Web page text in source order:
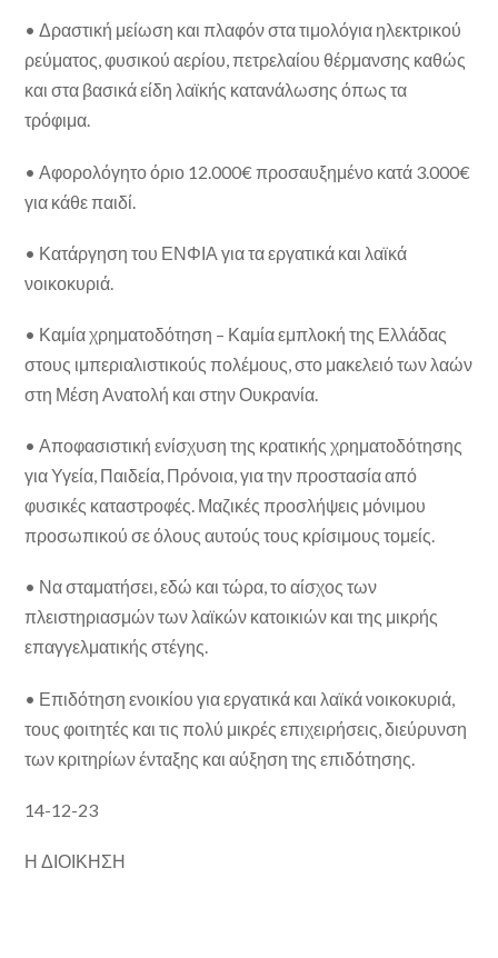
• Δραστική μείωση και πλαφόν στα τιμολόγια ηλεκτρικού
ρεύματος, φυσικού αερίου, πετρελαίου θέρμανσης καθώς
και στα βασικά είδη λαϊκής κατανάλωσης όπως τα
τρόφιμα.
• Αφορολόγητο όριο 12.000€ προσαυξημένο κατά 3.000€
για κάθε παιδί.
• Κατάργηση του ΕΝΦΙΑ για τα εργατικά και λαϊκά
νοικοκυριά.
• Καμία χρηματοδότηση – Καμία εμπλοκή της Ελλάδας
στους ιμπεριαλιστικούς πολέμους, στο μακελειό των λαών
στη Μέση Ανατολή και στην Ουκρανία.
• Αποφασιστική ενίσχυση της κρατικής χρηματοδότησης
για Υγεία, Παιδεία, Πρόνοια, για την προστασία από
φυσικές καταστροφές. Μαζικές προσλήψεις μόνιμου
προσωπικού σε όλους αυτούς τους κρίσιμους τομείς.
• Να σταματήσει, εδώ και τώρα, το αίσχος των
πλειστηριασμών των λαϊκών κατοικιών και της μικρής
επαγγελματικής στέγης.
• Επιδότηση ενοικίου για εργατικά και λαϊκά νοικοκυριά,
τους φοιτητές και τις πολύ μικρές επιχειρήσεις, διεύρυνση
των κριτηρίων ένταξης και αύξηση της επιδότησης.
14-12-23
Η ΔΙΟΙΚΗΣΗ